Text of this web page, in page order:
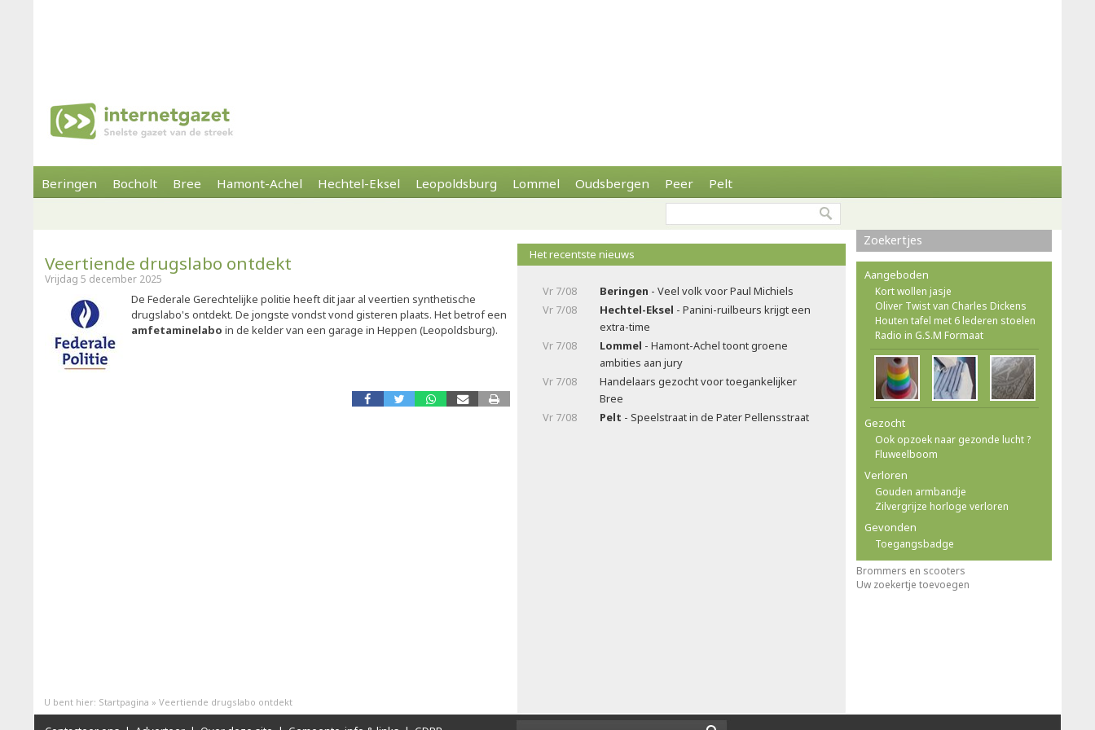
Beringen Bocholt Bree Hamont-Achel Hechtel-Eksel Leopoldsburg Lommel Oudsbergen Peer Pelt
Veertiende drugslabo ontdekt
Vrijdag 5 december 2025
De Federale Gerechtelijke politie heeft dit jaar al veertien synthetische
drugslabo's ontdekt. De jongste vondst vond gisteren plaats. Het betrof een
amfetaminelabo in de kelder van een garage in Heppen (Leopoldsburg).
Het recentste nieuws
Vr 7/08 Beringen - Veel volk voor Paul Michiels
Vr 7/08
Hechtel-Eksel - Panini-ruilbeurs krijgt een
extra-time
Vr 7/08
Lommel - Hamont-Achel toont groene
ambities aan jury
Vr 7/08
Handelaars gezocht voor toegankelijker
Bree
Vr 7/08
Pelt - Speelstraat in de Pater Pellensstraat
Zoekertjes
Aangeboden
Kort wollen jasje
Oliver Twist van Charles Dickens
Houten tafel met 6 lederen stoelen
Radio in G.S.M Formaat
Gezocht
Ook opzoek naar gezonde lucht ?
Fluweelboom
Verloren
Gouden armbandje
Zilvergrijze horloge verloren
Gevonden
Toegangsbadge
Brommers en scooters
Uw zoekertje toevoegen
U bent hier: Startpagina » Veertiende drugslabo ontdekt